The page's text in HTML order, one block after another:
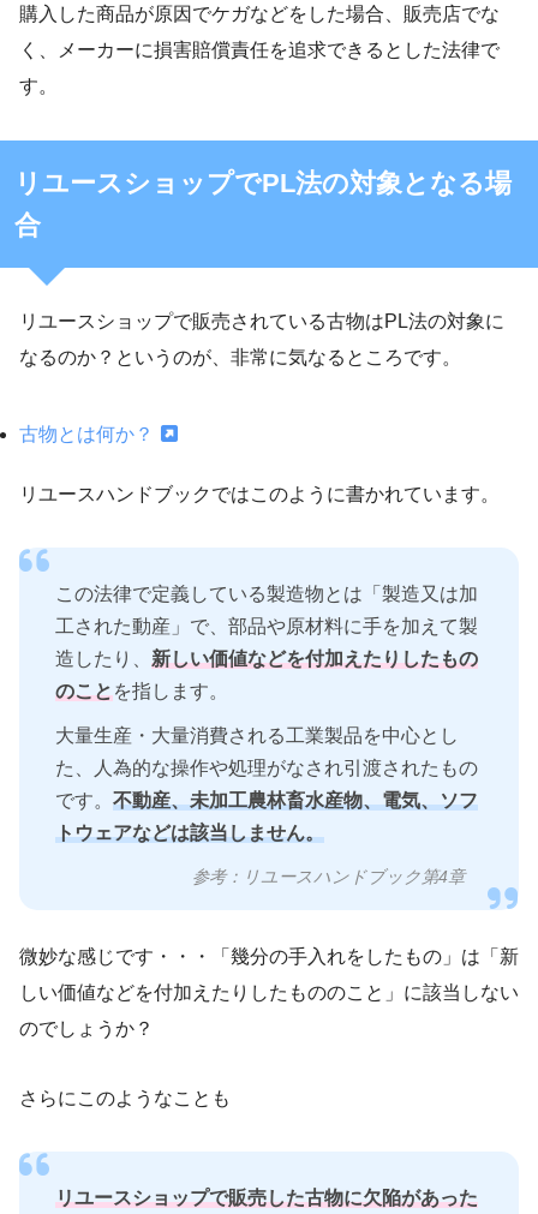
購入した商品が原因でケガなどをした場合、販売店でな
く、メーカーに損害賠償責任を追求できるとした法律で
す。
リユースショップでPL法の対象となる場
合
リユースショップで販売されている古物はPL法の対象に
なるのか？というのが、非常に気なるところです。
古物とは何か？
リユースハンドブックではこのように書かれています。
この法律で定義している製造物とは「製造又は加
工された動産」で、部品や原材料に手を加えて製
造したり、 新しい価値などを付加えたりしたもの
のことを指します。
大量生産・大量消費される工業製品を中心とし
た、人為的な操作や処理がなされ引渡されたもの
です。 不動産、未加工農林畜水産物、電気、ソフ
トウェアなどは該当しません。
参考：リユースハンドブック第4章
微妙な感じです・・・「幾分の手入れをしたもの」は「新
しい価値などを付加えたりしたもののこと」に該当しない
のでしょうか？
さらにこのようなことも
リユースショップで販売した古物に欠陥があった